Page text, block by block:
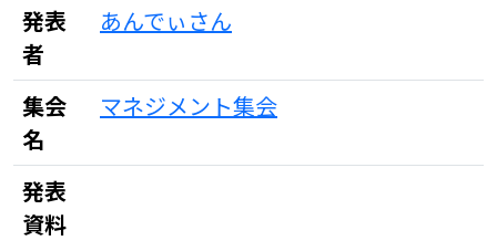
発表
者
あんでぃさん
集会
名
マネジメント集会
発表
資料